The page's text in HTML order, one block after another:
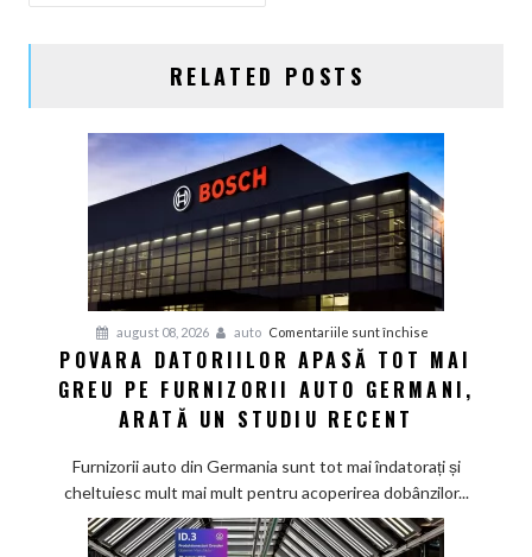
RELATED POSTS
august 08, 2026 auto Comentariile sunt închise
Povara
datoriilor
mai
greu
furnizorii
POVARA DATORIILOR APASĂ TOT MAI
GREU PE FURNIZORII AUTO GERMANI,
ARATĂ UN STUDIU RECENT
Furnizorii auto din Germania sunt tot mai îndatorați și
cheltuiesc mult mai mult pentru acoperirea dobânzilor...